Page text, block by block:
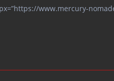
www.mercury-